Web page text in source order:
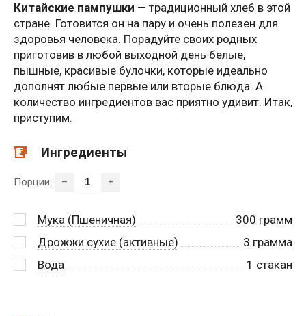
Китайские пампушки — традиционный хлеб в этой
стране. Готовится он на пару и очень полезен для
здоровья человека. Порадуйте своих родных
приготовив в любой выходной день белые,
пышные, красивые булочки, которые идеально
дополнят любые первые или вторые блюда. А
количество ингредиентов вас приятно удивит. Итак,
приступим.
Ингредиенты
Порции: – +
Мука (Пшеничная) 300 грамм
Дрожжи сухие (активные)
3 грамма
Вода
1 стакан